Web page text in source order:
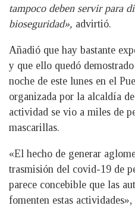
tampoco deben servir para
bioseguridad», advirtió.
Añadió que hay bastante
y que ello quedó
noche de este lunes en el
organizada por la alcaldía
actividad se vio a miles de
mascarillas.
«El hecho de generar
trasmisión del covid-19 de
parece concebible que las
fomenten estas